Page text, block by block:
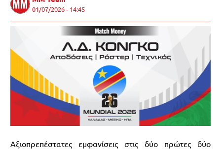
01/07/2026 - 14:45
Αξιοπρεπέστατες εμφανίσεις στις δύο πρώτες δύο